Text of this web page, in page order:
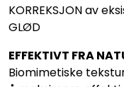
KORREKSJON av
GLØD
EFFEKTIVT FRA
Biomimetiske